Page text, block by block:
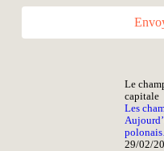
Le
capitale
Les
29/02/